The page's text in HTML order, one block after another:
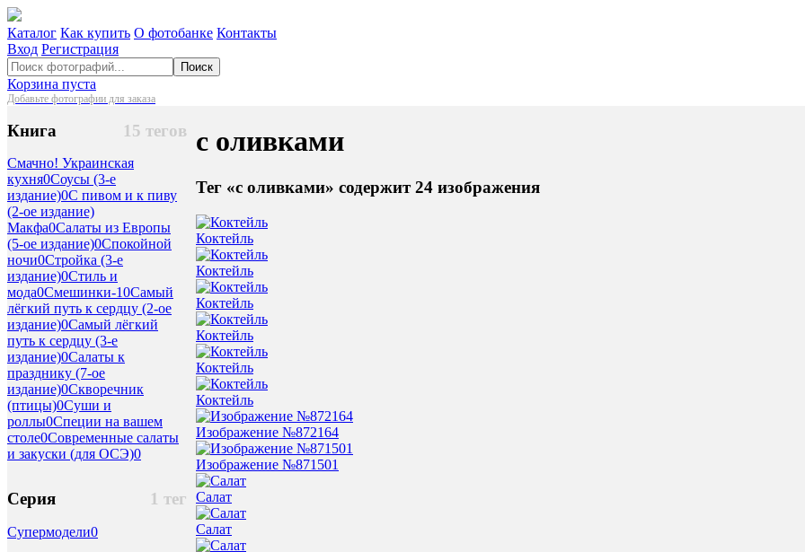
Каталог Как купить О фотобанке Контакты
Вход Регистрация
Поиск
Корзина пуста
Добавьте фотографии для заказа
15 тегов
Книга
Смачно! Украинская
кухня0Соусы (3-е
издание)0С пивом и к пиву
(2-ое издание)
Макфа0Салаты из Европы
(5-ое издание)0Спокойной
ночи0Стройка (3-е
издание)0Стиль и
мода0Смешинки-10Самый
лёгкий путь к сердцу (2-ое
издание)0Самый лёгкий
путь к сердцу (3-е
издание)0Салаты к
празднику (7-ое
издание)0Скворечник
(птицы)0Суши и
роллы0Специи на вашем
столе0Современные салаты
и закуски (для ОСЭ)0
1 тег
Серия
Супермодели0
с оливками
Тег «с оливками» содержит 24 изображения
Коктейль
Коктейль
Коктейль
Коктейль
Коктейль
Коктейль
Изображение №872164
Изображение №871501
Салат
Салат